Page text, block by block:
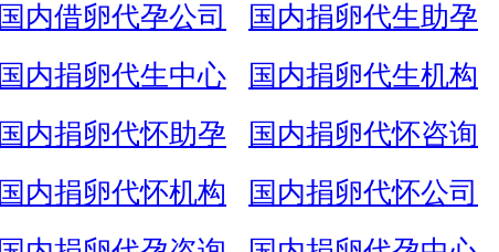
国内借卵代孕公司
国内捐卵代生助孕
国内捐卵代生中心
国内捐卵代生机构
国内捐卵代怀助孕
国内捐卵代怀咨询
国内捐卵代怀机构
国内捐卵代怀公司